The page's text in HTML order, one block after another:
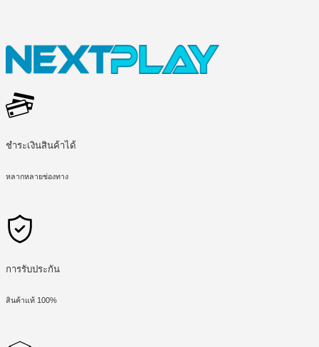
ชำระเงินสินค้าได้
หลากหลายช่องทาง
การรับประกัน
สินค้าแท้ 100%